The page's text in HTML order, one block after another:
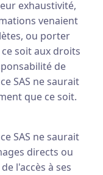
exhaustivité,
venaient
ou porter
soit aux droits
de
SAS ne saurait
que ce soit.
SAS ne saurait
directs ou
l'accès à ses